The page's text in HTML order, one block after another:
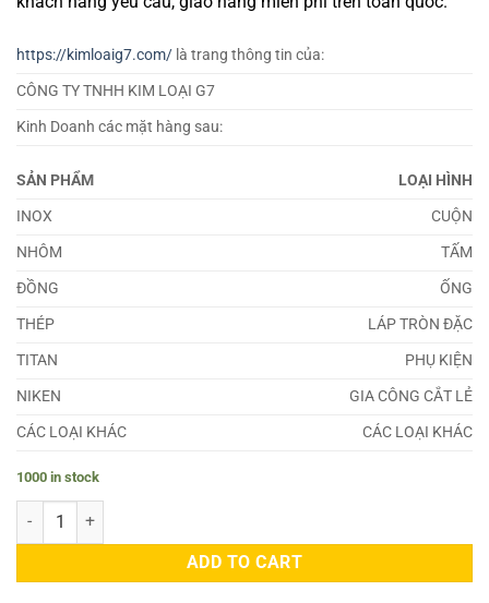
https://kimloaig7.com/ là trang thông tin của:
CÔNG TY TNHH KIM LOẠI G7
Kinh Doanh các mặt hàng sau:
SẢN PHẨM
LOẠI HÌNH
INOX
CUỘN
NHÔM
TẤM
ĐỒNG
ỐNG
THÉP
LÁP TRÒN ĐẶC
TITAN
PHỤ KIỆN
NIKEN
GIA CÔNG CẮT LẺ
CÁC LOẠI KHÁC
CÁC LOẠI KHÁC
1000 in stock
Đồng C76200 quantity
ADD TO CART